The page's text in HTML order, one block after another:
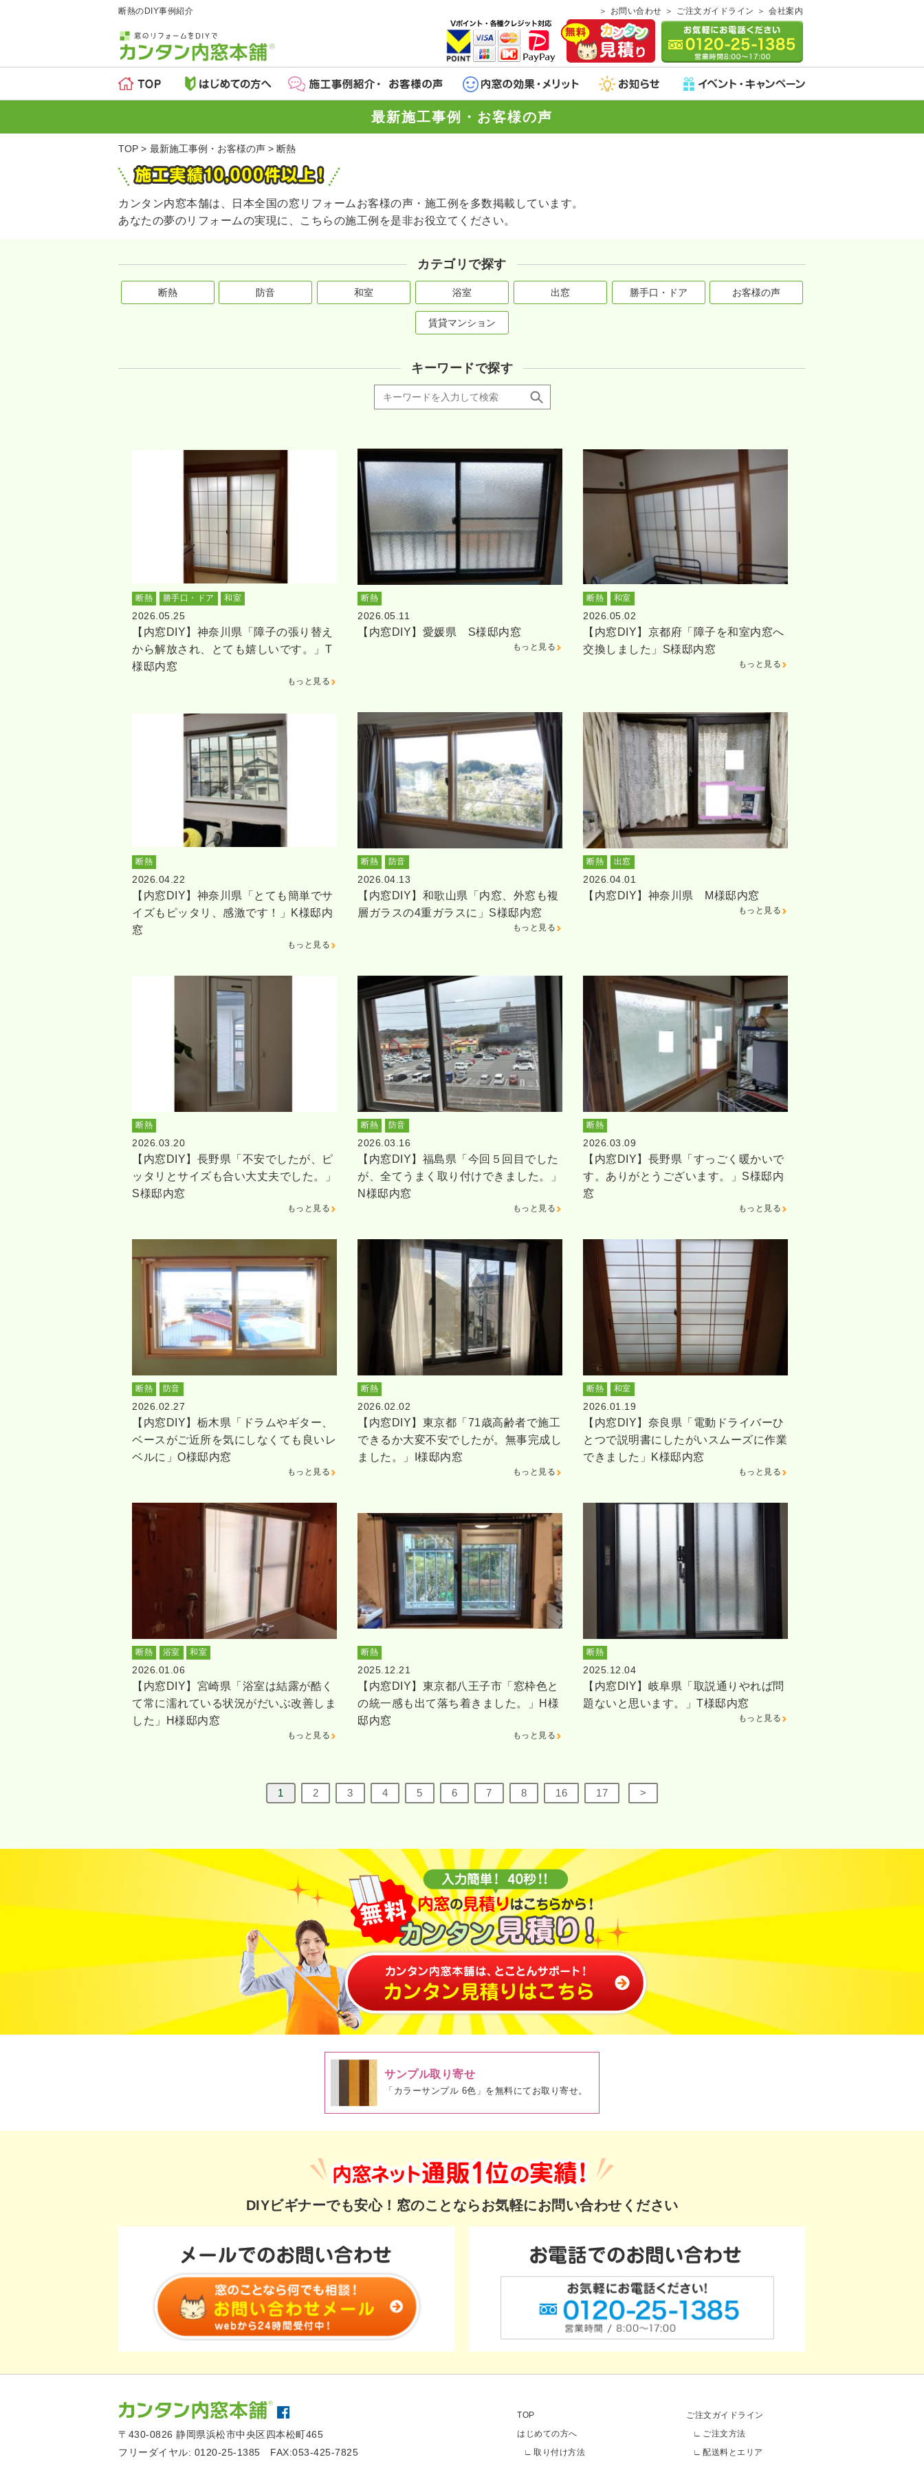
断熱のDIY事例紹介 お問い合わせ ご注文ガイドライン 会社案内
最新施工事例・お客様の声
TOP 最新施工事例・お客様の声 断熱
カンタン内窓本舗は、日本全国の窓リフォームお客様の声・施工例を多数掲載しています。
あなたの夢のリフォームの実現に、こちらの施工例を是非お役立てください。
カテゴリで探す
断熱 防音 和室 浴室 出窓 勝手口・ドア お客様の声
賃貸マンション
キーワードで探す
断熱 勝手口・ドア 和室
2026.05.25
【内窓DIY】神奈川県「障子の張り替え
から解放され、とても嬉しいです。」T
様邸内窓
もっと見る
断熱
2026.05.11
【内窓DIY】愛媛県 S様邸内窓
もっと見る
断熱 和室
2026.05.02
【内窓DIY】京都府「障子を和室内窓へ
交換しました」S様邸内窓
もっと見る
断熱
2026.04.22
【内窓DIY】神奈川県「とても簡単でサ
イズもピッタリ、感激です！」K様邸内
窓
もっと見る
断熱 防音
2026.04.13
【内窓DIY】和歌山県「内窓、外窓も複
層ガラスの4重ガラスに」S様邸内窓
もっと見る
断熱 出窓
2026.04.01
【内窓DIY】神奈川県 M様邸内窓
もっと見る
断熱
2026.03.20
【内窓DIY】長野県「不安でしたが、ピ
ッタリとサイズも合い大丈夫でした。」
S様邸内窓
もっと見る
断熱 防音
2026.03.16
【内窓DIY】福島県「今回５回目でした
が、全てうまく取り付けできました。」
N様邸内窓
もっと見る
断熱
2026.03.09
【内窓DIY】長野県「すっごく暖かいで
す。ありがとうございます。」S様邸内
窓
もっと見る
断熱 防音
2026.02.27
【内窓DIY】栃木県「ドラムやギター、
ベースがご近所を気にしなくても良いレ
ベルに」O様邸内窓
もっと見る
断熱
2026.02.02
【内窓DIY】東京都「71歳高齢者で施工
できるか大変不安でしたが。無事完成し
ました。」I様邸内窓
もっと見る
断熱 和室
2026.01.19
【内窓DIY】奈良県「電動ドライバーひ
とつで説明書にしたがいスムーズに作業
できました」K様邸内窓
もっと見る
断熱 浴室 和室
2026.01.06
【内窓DIY】宮崎県「浴室は結露が酷く
て常に濡れている状況がだいぶ改善しま
した」H様邸内窓
もっと見る
断熱
2025.12.21
【内窓DIY】東京都八王子市「窓枠色と
の統一感も出て落ち着きました。」H様
邸内窓
もっと見る
断熱
2025.12.04
【内窓DIY】岐阜県「取説通りやれば問
題ないと思います。」T様邸内窓
もっと見る
1 2 3 4 5 6 7 8 16 17 >
サンプル取り寄せ
「カラーサンプル 6色」を無料にてお取り寄せ。
DIYビギナーでも安心！ 窓のことならお気軽にお問い合わせください
〒430-0826 静岡県浜松市中央区四本松町465
フリーダイヤル: 0120-25-1385
FAX:053-425-7825
TOP
はじめての方へ
取り付け方法
ご注文ガイドライン
ご注文方法
配送料とエリア